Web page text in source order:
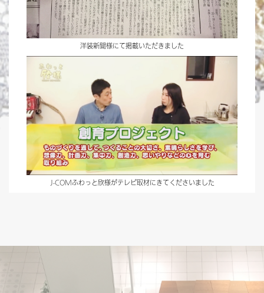
洋装新聞様にて掲載いただきました
J-COMふわっと欣様がテレビ取材にきてくださいました